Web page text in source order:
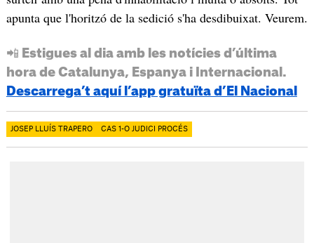
apunta que l'horitzó de la sedició s'ha desdibuixat. Veurem.
📲 Estigues al dia amb les notícies d’última
hora de Catalunya, Espanya i Internacional.
Descarrega’t aquí l’app gratuïta d’El Nacional
JOSEP LLUÍS TRAPERO CAS 1-O JUDICI PROCÉS